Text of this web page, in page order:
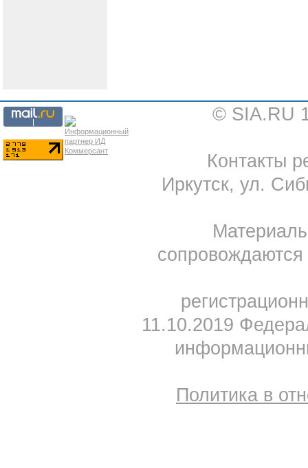
© SIA.RU
Контакты
Иркутск, ул.
11.10.2019
Политика в